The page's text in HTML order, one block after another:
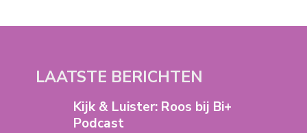
LAATSTE BERICHTEN
Kijk & Luister: Roos bij Bi+
Podcast